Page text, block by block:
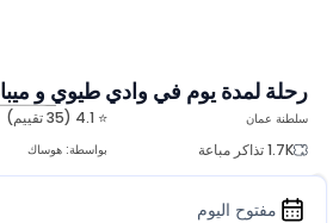
رحلة لمدة يوم في وادي طيوي و
⭐ 4.1 (35 تقييم)
1.7K تذاكر مباعة
بواسطة: هوساك
سلطنة عمان
مفتوح اليوم